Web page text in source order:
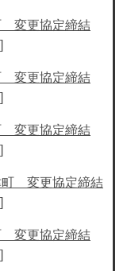
変更協定締結
変更協定締結
変更協定締結
町 変更協定締結
変更協定締結